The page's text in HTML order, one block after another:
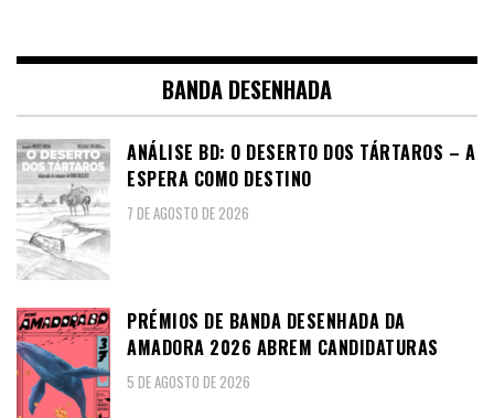
BANDA DESENHADA
ANÁLISE BD: O DESERTO DOS TÁRTAROS – A
ESPERA COMO DESTINO
7 DE AGOSTO DE 2026
PRÉMIOS DE BANDA DESENHADA DA
AMADORA 2026 ABREM CANDIDATURAS
5 DE AGOSTO DE 2026